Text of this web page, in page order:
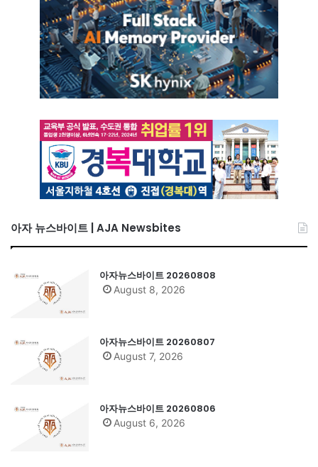
아자 뉴스바이트 | AJA Newsbites
아자뉴스바이트 20260808
August 8, 2026
아자뉴스바이트 20260807
August 7, 2026
아자뉴스바이트 20260806
August 6, 2026